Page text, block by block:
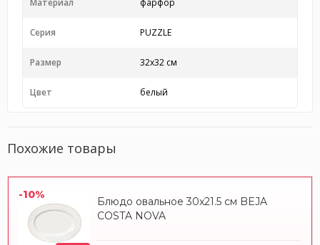
Материал фарфор
Серия PUZZLE
Размер 32х32 см
Цвет белый
Похожие товары
-10%
Блюдо овальное 30x21.5 см BEJA
COSTA NOVA